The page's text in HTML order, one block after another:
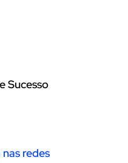
Sucesso
nas redes